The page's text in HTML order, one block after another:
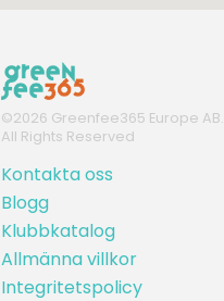
©2026 Greenfee365 Europe AB.
All Rights Reserved
Kontakta oss
Blogg
Klubbkatalog
Allmänna villkor
Integritetspolicy